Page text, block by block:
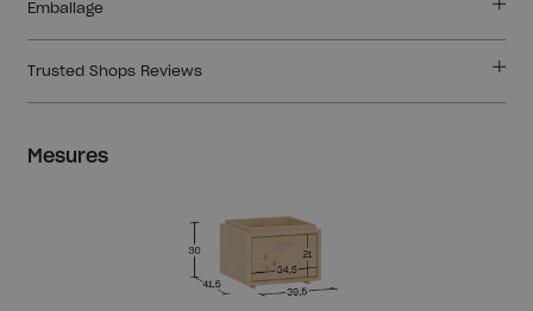
Mesures
Emballage
Trusted Shops Reviews